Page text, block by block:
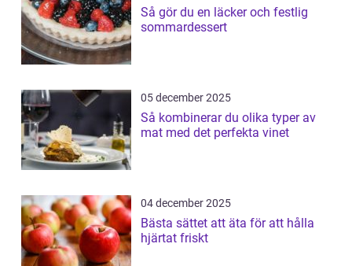
Så gör du en läcker och festlig
sommardessert
05 december 2025
Så kombinerar du olika typer av
mat med det perfekta vinet
04 december 2025
Bästa sättet att äta för att hålla
hjärtat friskt